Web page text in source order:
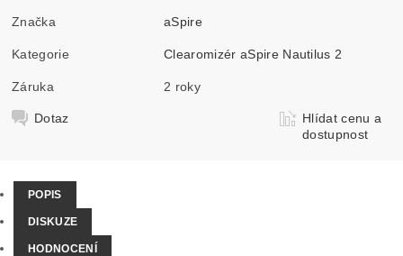
Značka aSpire
Kategorie Clearomizér aSpire Nautilus 2
Záruka 2 roky
Dotaz
Hlídat cenu a
dostupnost
POPIS
DISKUZE
HODNOCENÍ